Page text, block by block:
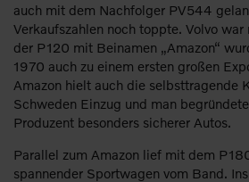
auch mit dem Nachfolger PV544
Verkaufszahlen noch toppte. Volvo
der P120 mit Beinamen „Amazon“
1970 auch zu einem ersten großen
Amazon hielt auch die selbsttragende
Schweden Einzug und man
Produzent besonders sicherer Autos.
Parallel zum Amazon lief mit dem
spannender Sportwagen vom Band.